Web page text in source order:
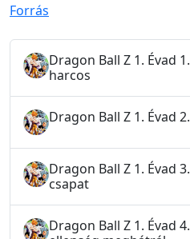
Forrás
Dragon Ball Z 1. Évad
harcos
Dragon Ball Z 1. Évad
Dragon Ball Z 1. Évad
csapat
Dragon Ball Z 1. Évad